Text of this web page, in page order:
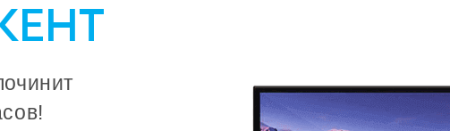
Ремонт парогенераторов